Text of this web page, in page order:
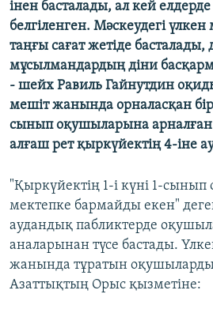
інен басталады, ал кей
белгіленген. Мәскеудегі
таңғы сағат жетіде
мұсылмандардың діни
- шейх Равиль Гайнутдин
мешіт жанында орналасқан
сынып оқушыларына
алғаш рет қыркүйектің 4-іне
"Қыркүйектің 1-і күні 1-
мектепке бармайды екен"
аудандық пабликтерде
аналарынан түсе бастады.
жанында тұратын
Азаттықтың Орыс қызметіне: